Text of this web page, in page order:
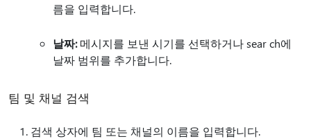
름을 입력합니다.
날짜:메시지를 보낸 시기를 선택하거나 sear ch에
날짜 범위를 추가합니다.
팀 및 채널 검색
검색 상자에 팀 또는 채널의 이름을 입력합니다.